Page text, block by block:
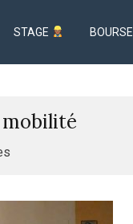
STAGE BOURSE
mobilité